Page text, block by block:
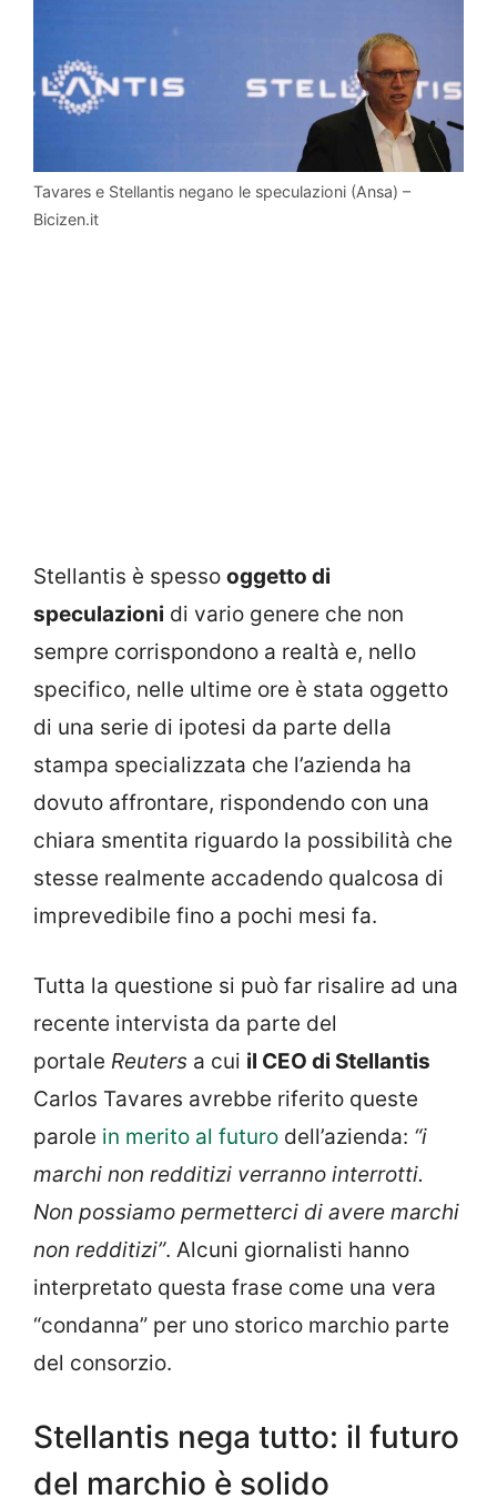
Tavares e Stellantis negano le speculazioni (Ansa) –
Bicizen.it
Stellantis è spesso oggetto di
speculazioni di vario genere che non
sempre corrispondono a realtà e, nello
specifico, nelle ultime ore è stata oggetto
di una serie di ipotesi da parte della
stampa specializzata che l’azienda ha
dovuto affrontare, rispondendo con una
chiara smentita riguardo la possibilità che
stesse realmente accadendo qualcosa di
imprevedibile fino a pochi mesi fa.
Tutta la questione si può far risalire ad una
recente intervista da parte del
portale Reuters a cui il CEO di Stellantis
Carlos Tavares avrebbe riferito queste
parole in merito al futuro dell’azienda: “i
marchi non redditizi verranno interrotti.
Non possiamo permetterci di avere marchi
non redditizi”. Alcuni giornalisti hanno
interpretato questa frase come una vera
“condanna” per uno storico marchio parte
del consorzio.
Stellantis nega tutto: il futuro
del marchio è solido